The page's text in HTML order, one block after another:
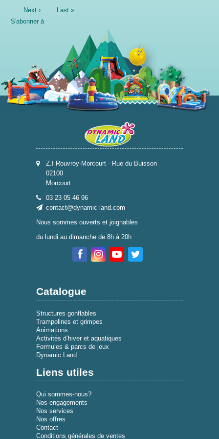
Page
Next ›
Dernière
Last »
S'abonner à
Z.I Rouvroy-Morcourt - Rue du Buisson
02100
Morcourt
03 23 05 46 96
contact@dynamic-land.com
Nous sommes ouverts et joignables
du lundi au dimanche de 8h à 20h
Catalogue
Structures gonflables
Trampolines et grimpes
Animations
Activités d’hiver et aquatiques
Formules & parcs de jeux
Dynamic Land
Liens utiles
Qui sommes-nous?
Nos engagements
Nos services
Nos offres
Contact
Conditions générales de ventes